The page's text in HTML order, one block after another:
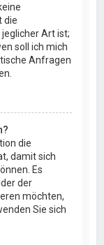
die
Art ist;
soll ich mich
Anfragen
die
damit sich
Es
der
möchten,
Sie sich